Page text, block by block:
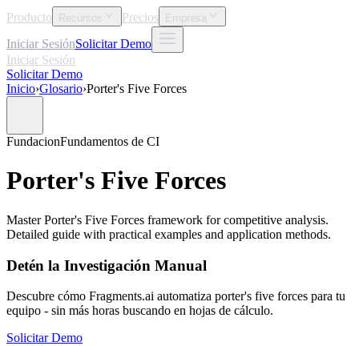
Producto Recursos Precios Empresa
Iniciar SesiónSolicitar Demo
Iniciar Sesión
Solicitar Demo
Inicio›Glosario›Porter's Five Forces
FundacionFundamentos de CI
Porter's Five Forces
Master Porter's Five Forces framework for competitive analysis.
Detailed guide with practical examples and application methods.
Detén la Investigación Manual
Descubre cómo Fragments.ai automatiza porter's five forces para tu
equipo - sin más horas buscando en hojas de cálculo.
Solicitar Demo